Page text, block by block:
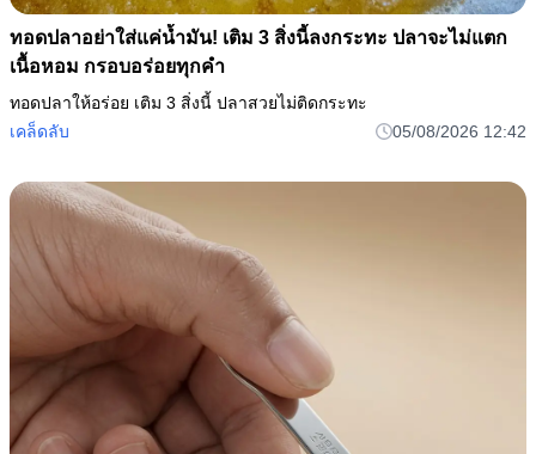
ทอดปลาอย่าใส่แค่น้ำมัน! เติม 3 สิ่งนี้ลงกระทะ ปลาจะไม่แตก
เนื้อหอม กรอบอร่อยทุกคำ
ทอดปลาให้อร่อย เติม 3 สิ่งนี้ ปลาสวยไม่ติดกระทะ
เคล็ดลับ
05/08/2026 12:42